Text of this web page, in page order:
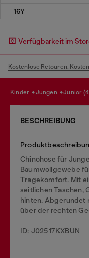
16Y
Verfügbarkeit im
Kostenlose Retouren.
kinder jungen junior
BESCHREIBUNG
Chinohose für
Baumwollgewebe
Tragekomfort. Mit
seitlichen Taschen,
hinten. Abgerundet
über der rechten
ID: J02517KXBUN